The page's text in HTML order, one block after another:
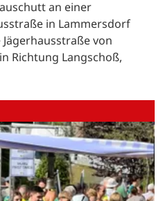
an einer
in Lammersdorf
von
Richtung Langschoß,